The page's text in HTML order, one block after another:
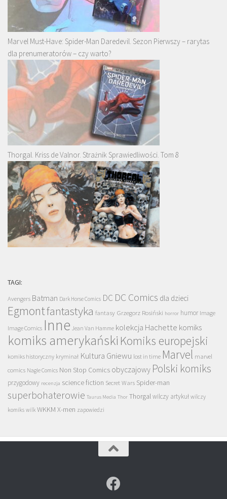
Marvel Must-Have: Spider-Man Daredevil. Sezon Pierwszy – rarytas
dla prenumeratorów – czy warto?
Thorgal. Kriss de Valnor. Strażnik Sprawiedliwości. Tom 8
TAGI:
Avengers Batman Dark Horse Comics DC DC Comics dla dzieci
Egmontfantastyka fantasy Grzegorz Rosiński horror humor Image
Image Comics Inne Jean Van Hamme kolekcja Hachette komiks
komiks amerykański Komiks europejski
komiks historyczny kryminał Kultura Gniewu lost in time Marvel marvel
comics Nagle Comics Non Stop Comics obyczajowy Polski komiks
przygodowy recenzja science fiction Secret Wars Spider-man
superbohaterowie Taurus Media Thor Thorgalwilczy artykuł wilczy
komiks wilk WKKM X-men zapowiedzi